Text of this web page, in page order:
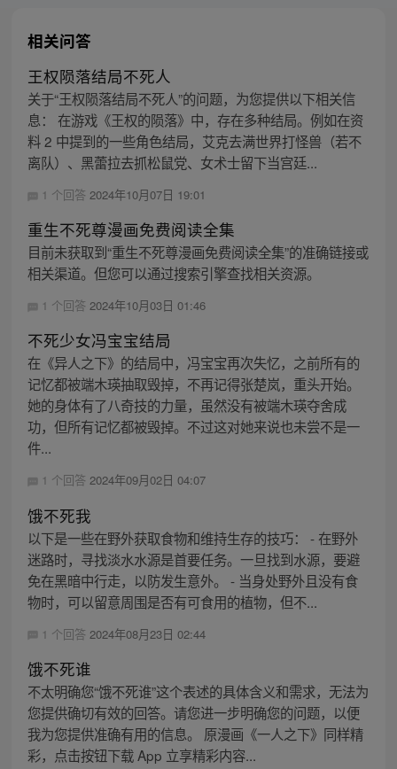
相关问答
王权陨落结局不死人
关于“王权陨落结局不死人”的问题，为您提供以下相关信
息： 在游戏《王权的陨落》中，存在多种结局。例如在资
料 2 中提到的一些角色结局，艾克去满世界打怪兽（若不
离队）、黑蕾拉去抓松鼠党、女术士留下当宫廷...
1 个回答 2024年10月07日 19:01
重生不死尊漫画免费阅读全集
目前未获取到“重生不死尊漫画免费阅读全集”的准确链接或
相关渠道。但您可以通过搜索引擎查找相关资源。
1 个回答 2024年10月03日 01:46
不死少女冯宝宝结局
在《异人之下》的结局中，冯宝宝再次失忆，之前所有的
记忆都被端木瑛抽取毁掉，不再记得张楚岚，重头开始。
她的身体有了八奇技的力量，虽然没有被端木瑛夺舍成
功，但所有记忆都被毁掉。不过这对她来说也未尝不是一
件...
1 个回答 2024年09月02日 04:07
饿不死我
以下是一些在野外获取食物和维持生存的技巧： - 在野外
迷路时，寻找淡水水源是首要任务。一旦找到水源，要避
免在黑暗中行走，以防发生意外。 - 当身处野外且没有食
物时，可以留意周围是否有可食用的植物，但不...
1 个回答 2024年08月23日 02:44
饿不死谁
不太明确您“饿不死谁”这个表述的具体含义和需求，无法为
您提供确切有效的回答。请您进一步明确您的问题，以便
我为您提供准确有用的信息。 原漫画《一人之下》同样精
彩，点击按钮下载 App 立享精彩内容...